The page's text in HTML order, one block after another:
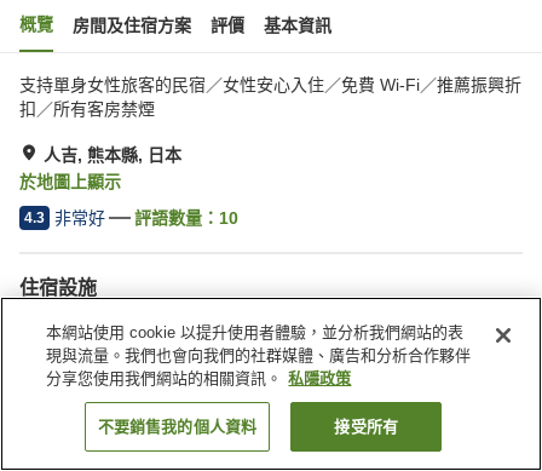
概覽 房間及住宿方案 評價 基本資訊
支持單身女性旅客的民宿／女性安心入住／免費 Wi-Fi／推薦振興折
扣／所有客房禁煙
人吉, 熊本縣, 日本
於地圖上顯示
4.3 非常好 評語數量： 10
住宿設施
停車場
咖啡廳
送遞服務
找客房
本網站使用 cookie 以提升使用者體驗，並分析我們網站的表
現與流量。我們也會向我們的社群媒體、廣告和分析合作夥伴
分享您使用我們網站的相關資訊。
私隱政策
不要銷售我的個人資料 接受所有